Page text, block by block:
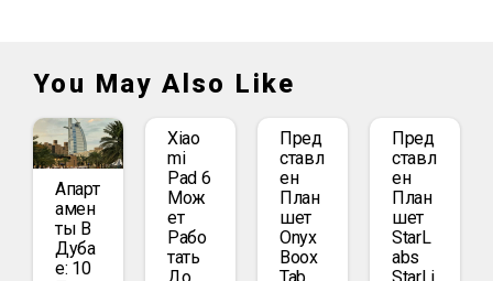
You May Also Like
Апарт
Амен
Ты В
Дуба
Е: 10
Xiao
Mi
Pad 6
Мож
Ет
Рабо
Тать
Пред
Ставл
Ен
План
Шет
Onyx
Boox
Пред
Ставл
Ен
План
Шет
StarL
Abs